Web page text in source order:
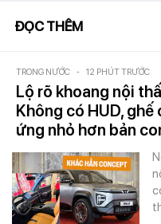
ĐỌC THÊM
TRONG NƯỚC - 12 PHÚT TRƯỚC
Lộ rõ khoang nội
Không có HUD, ghế
ứng nhỏ hơn bản